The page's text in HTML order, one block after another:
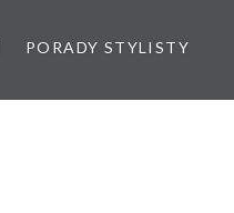
PORADY STYLISTY